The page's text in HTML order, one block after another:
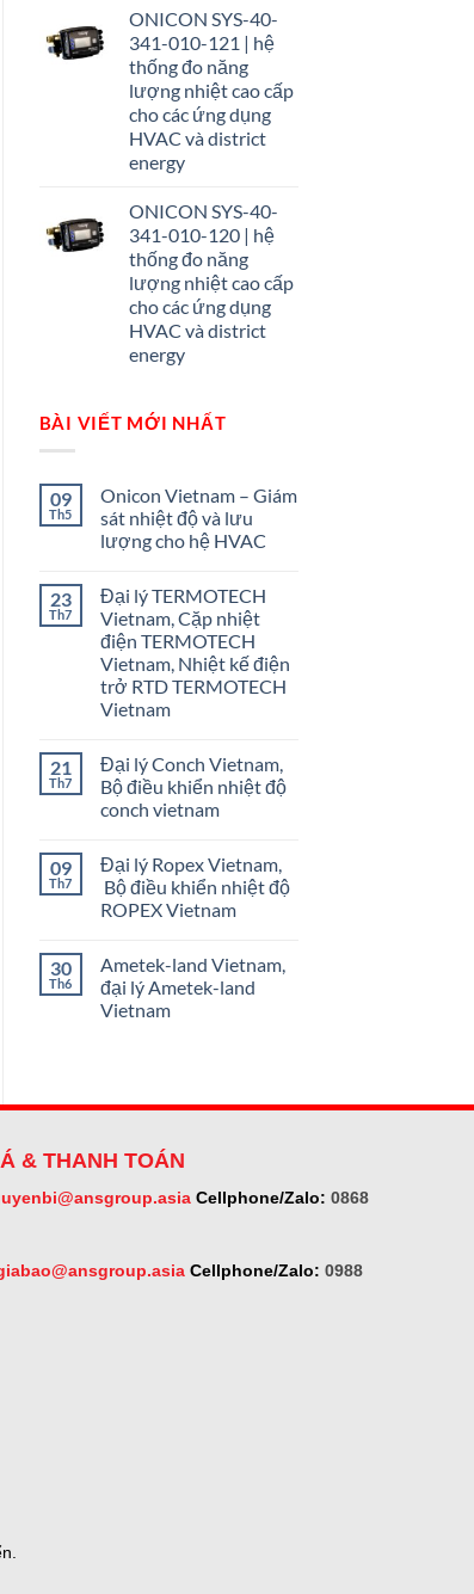
ONICON SYS-40-
341-010-121 | hệ
thống đo năng
lượng nhiệt cao cấp
cho các ứng dụng
HVAC và district
energy
ONICON SYS-40-
341-010-120 | hệ
thống đo năng
lượng nhiệt cao cấp
cho các ứng dụng
HVAC và district
energy
BÀI VIẾT MỚI NHẤT
09
Th5
Onicon Vietnam – Giám
sát nhiệt độ và lưu
lượng cho hệ HVAC
bình
luận
ở
Onicon
Vietnam
–
Giám
sát
nhiệt
lưu
lượng
cho
hệ
23
Th7
Đại lý TERMOTECH
Vietnam, Cặp nhiệt
điện TERMOTECH
Vietnam, Nhiệt kế điện
trở RTD TERMOTECH
Vietnam
bình
luận
ở
Đại
Vietnam,
Cặp
nhiệt
điện
TERMOTECH
kế
điện
trở
RTD
21
Th7
Đại lý Conch Vietnam,
Bộ điều khiển nhiệt độ
conch vietnam
bình
luận
ở
Đại
Vietnam,
Bộ
điều
khiển
nhiệt
09
Th7
Đại lý Ropex Vietnam,
Bộ điều khiển nhiệt độ
ROPEX Vietnam
bình
luận
ở
Đại
khiển
ROPEX
Vietnam
30
Th6
Ametek-land Vietnam,
đại lý Ametek-land
Vietnam
Ametek-
đại
land
PHẨM ONICON VIỆT NAM
ONICON F-1500-4102-
dạng inline
SẢN PHẨM ONICON VIỆT NAM
& THANH TOÁN
Cellphone/Zalo: 0868
Cellphone/Zalo: 0988